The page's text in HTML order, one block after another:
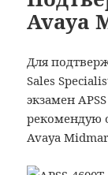
x
and
Avaya
Для
Sales
экзамен
рекомендую
Avaya